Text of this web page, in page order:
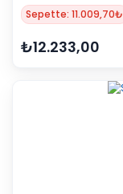
Sepette: 11.009,70₺
₺12.233,00